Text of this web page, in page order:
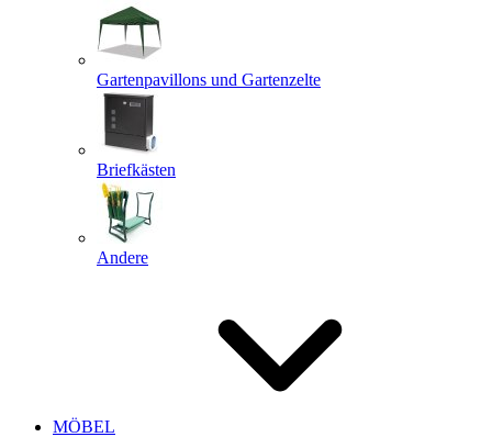
Gartenpavillons und Gartenzelte
Briefkästen
Andere
MÖBEL